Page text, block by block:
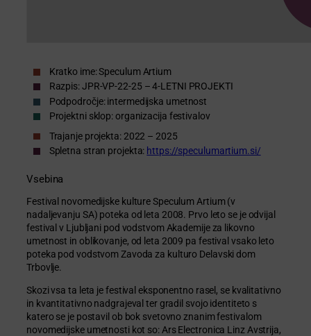
Kratko ime: Speculum Artium
Razpis: JPR-VP-22-25 – 4-LETNI PROJEKTI
Podpodročje: intermedijska umetnost
Projektni sklop: organizacija festivalov
Trajanje projekta: 2022 – 2025
Spletna stran projekta: https://speculumartium.si/
Vsebina
Festival novomedijske kulture Speculum Artium (v
nadaljevanju SA) poteka od leta 2008. Prvo leto se je odvijal
festival v Ljubljani pod vodstvom Akademije za likovno
umetnost in oblikovanje, od leta 2009 pa festival vsako leto
poteka pod vodstvom Zavoda za kulturo Delavski dom
Trbovlje.
Skozi vsa ta leta je festival eksponentno rasel, se kvalitativno
in kvantitativno nadgrajeval ter gradil svojo identiteto s
katero se je postavil ob bok svetovno znanim festivalom
novomedijske umetnosti kot so: Ars Electronica Linz Avstrija,